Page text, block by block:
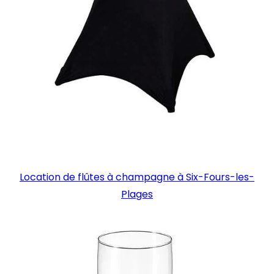
Location de flûtes à champagne à Six-Fours-les-
Plages